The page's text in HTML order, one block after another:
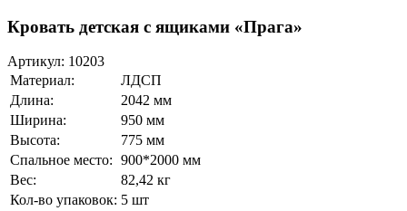
Кровать детская с ящиками «Прага»
Артикул: 10203
Материал:
ЛДСП
Длина:
2042 мм
Ширина:
950 мм
Высота:
775 мм
Спальное место: 900*2000 мм
Вес:
82,42 кг
Кол-во упаковок: 5 шт